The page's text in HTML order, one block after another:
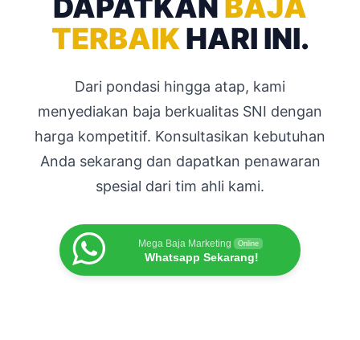
TERBAIK HARI INI.
Dari pondasi hingga atap, kami
menyediakan baja berkualitas SNI dengan
harga kompetitif. Konsultasikan kebutuhan
Anda sekarang dan dapatkan penawaran
spesial dari tim ahli kami.
Mega Baja Marketing Online
Whatsapp Sekarang!